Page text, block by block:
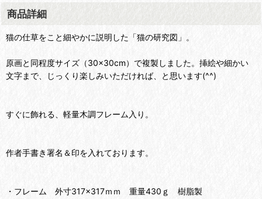
商品詳細
猫の仕草をこと細やかに説明した「猫の研究図」。
原画と同程度サイズ（30×30cm）で複製しました。挿絵や細かい
文字まで、じっくり楽しみいただければ、と思います(^^)
すぐに飾れる、軽量木調フレーム入り。
作者手書き署名＆印を入れております。
・フレーム 外寸317×317ｍｍ 重量430ｇ 樹脂製